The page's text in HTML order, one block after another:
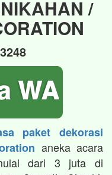
/
paket dekorasi
aneka acara
dari 3 juta di